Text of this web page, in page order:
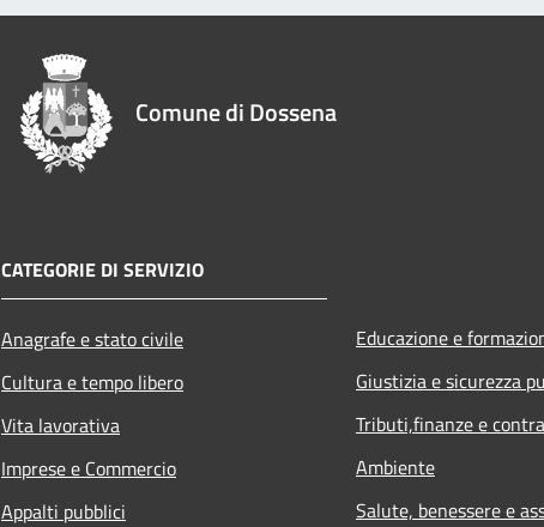
Comune di Dossena
CATEGORIE DI SERVIZIO
Anagrafe e stato civile
Cultura e tempo libero
Vita lavorativa
Imprese e Commercio
Appalti pubblici
Educazione e
Giustizia e sicurezza
Tributi,finanze e
Ambiente
Salute, benessere e